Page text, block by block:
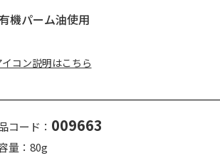
機パーム油使用
イコン説明はこちら
コード： 009663
量：80g